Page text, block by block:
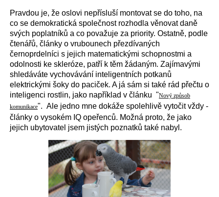
Pravdou je, že oslovi nepřísluší montovat se do toho, na
co se demokratická společnost rozhodla věnovat daně
svých poplatníků a co považuje za priority. Ostatně, podle
čtenářů, články o vrubounech přezdívaných
černoprdelníci s jejich matematickými schopnostmi a
odolnosti ke skleróze, patří k těm žádaným. Zajímavými
shledáváte vychovávání inteligentních potkanů
elektrickými šoky do paciček. A já sám si také rád přečtu o
inteligenci rostlin, jako například v článku "Nový způsob
komunikace". Ale jedno mne dokáže spolehlivě vytočit vždy -
články o vysokém IQ opeřenců. Možná proto, že jako
jejich ubytovatel jsem jistých poznatků také nabyl.